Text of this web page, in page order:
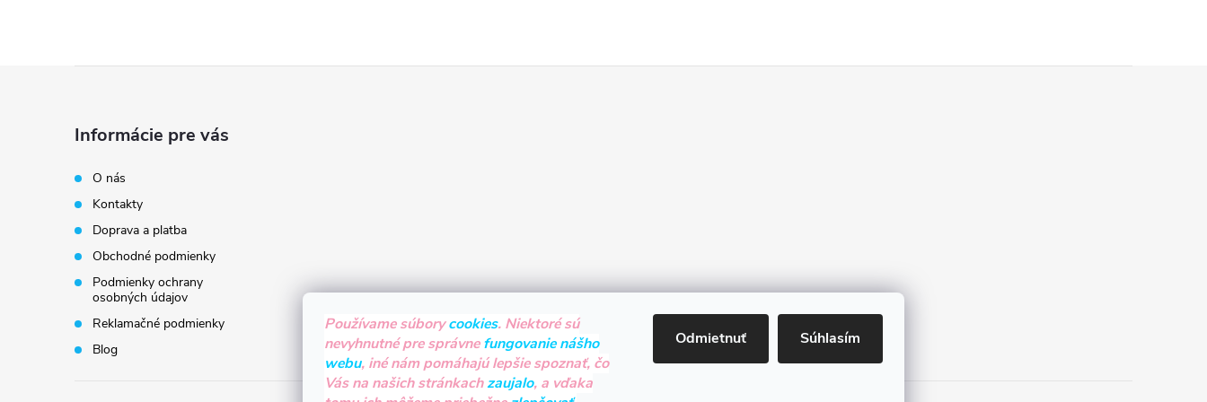
Používame súborycookies. Niektoré sú
nevyhnutné pre správnefungovanie nášho
webu, iné nám pomáhajú lepšie spoznať, čo
Vás na našich stránkachzaujalo, a vďaka
Odmietnuť Súhlasím
Informácie pre vás
O nás
Kontakty
Doprava a platba
Obchodné podmienky
Podmienky ochrany
osobných údajov
Reklamačné podmienky
Blog